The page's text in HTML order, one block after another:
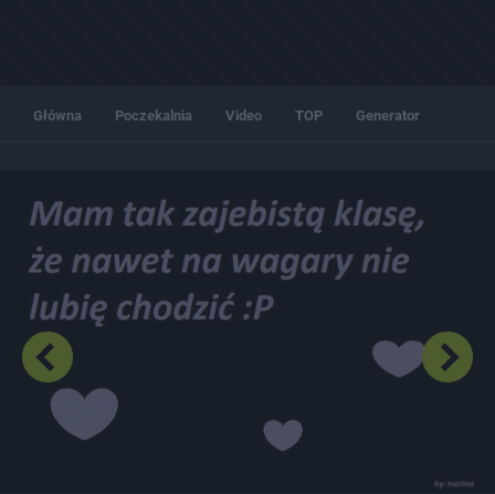
Główna Poczekalnia Video TOP Generator